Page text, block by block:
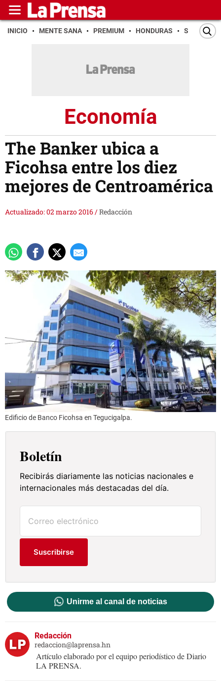
INICIO MENTE SANA PREMIUM HONDURAS SAN PEDRO
Economía
The Banker ubica a
Ficohsa entre los diez
mejores de Centroamérica
Actualizado: 02 marzo 2016/Redacción
Edificio de Banco Ficohsa en Tegucigalpa.
Boletín
Recibirás diariamente las noticias nacionales e
internacionales más destacadas del día.
Suscribirse
Unirme al canal de noticias
Redacción
redaccion@laprensa.hn
Artículo elaborado por el equipo periodístico de Diario
LA PRENSA.